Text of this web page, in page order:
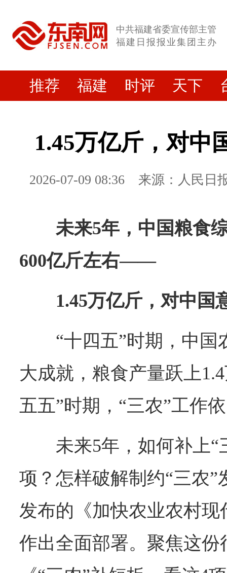
中共福建省委宣传部主管
福建日报报业集团主办
推荐 福建 时评 天下
1.45万亿斤，对中
2026-07-09 08:36 来源：人民日
未来5年，中国粮食
600亿斤左右——
1.45万亿斤，对中国
“十四五”时期，中
大成就，粮食产量跃上
五五”时期，“三农”工作
未来5年，如何补上“
项？怎样破解制约“三农
发布的《加快农业农村现
作出全面部署。聚焦这